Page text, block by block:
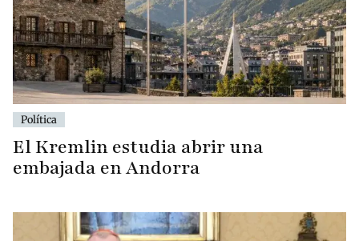
Política
El Kremlin estudia abrir una
embajada en Andorra